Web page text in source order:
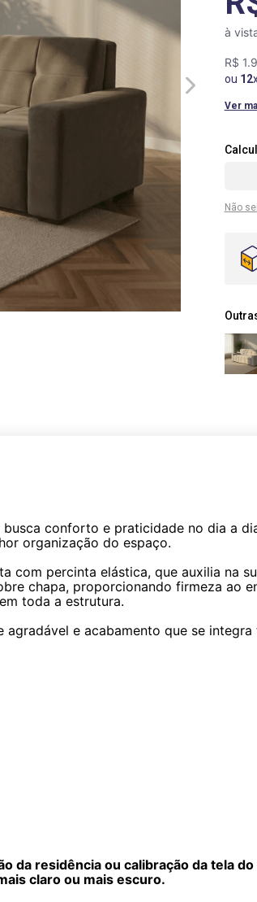
à
R$ 1.
ou 12
Ver
Não
conforto e praticidade no dia a
organização do espaço.
com percinta elástica, que auxilia na
chapa, proporcionando firmeza ao
toda a estrutura.
e acabamento que se
da residência ou calibração da tela
claro ou mais escuro.